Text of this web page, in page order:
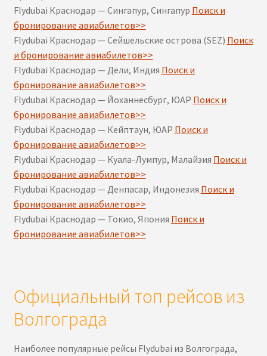
Flydubai Краснодар — Сингапур, Сингапур Поиск и
бронирование авиабилетов>>
Flydubai Краснодар — Сейшельские острова (SEZ) Поиск
и бронирование авиабилетов>>
Flydubai Краснодар — Дели, Индия Поиск и
бронирование авиабилетов>>
Flydubai Краснодар — Йоханнесбург, ЮАР Поиск и
бронирование авиабилетов>>
Flydubai Краснодар — Кейптаун, ЮАР Поиск и
бронирование авиабилетов>>
Flydubai Краснодар — Куала-Лумпур, Малайзия Поиск и
бронирование авиабилетов>>
Flydubai Краснодар — Денпасар, Индонезия Поиск и
бронирование авиабилетов>>
Flydubai Краснодар — Токио, Япония Поиск и
бронирование авиабилетов>>
Официальный топ рейсов из
Волгограда
Наиболее популярные рейсы Flydubai из Волгограда,